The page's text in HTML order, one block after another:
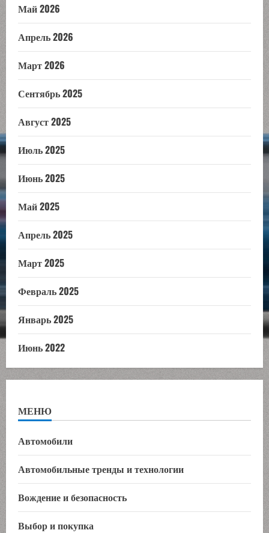
Май 2026
Апрель 2026
Март 2026
Сентябрь 2025
Август 2025
Июль 2025
Июнь 2025
Май 2025
Апрель 2025
Март 2025
Февраль 2025
Январь 2025
Июнь 2022
МЕНЮ
Автомобили
Автомобильные тренды и технологии
Вождение и безопасность
Выбор и покупка